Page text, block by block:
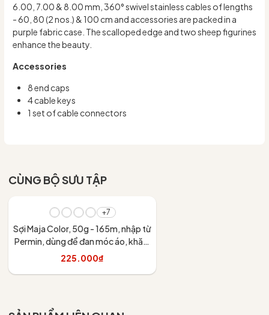
6.00, 7.00 & 8.00 mm, 360° swivel stainless cables of lengths
- 60, 80 (2 nos.) & 100 cm and accessories are packed in a
purple fabric case. The scalloped edge and two sheep figurines
enhance the beauty.
Accessories
8 end caps
4 cable keys
1 set of cable connectors
CÙNG BỘ SƯU TẬP
+7
Sợi Maja Color, 50g - 165m, nhập từ
Permin, dùng để đan móc áo, khăn,
váy
225.000₫